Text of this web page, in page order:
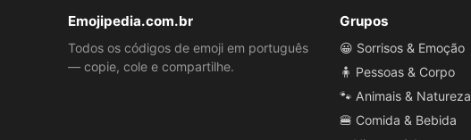
Emojipedia.com.br
Todos os códigos de emoji em português
— copie, cole e compartilhe.
Grupos
😀 Sorrisos & Emoção
🧍 Pessoas & Corpo
🐾 Animais & Natureza
🍔 Comida & Bebida